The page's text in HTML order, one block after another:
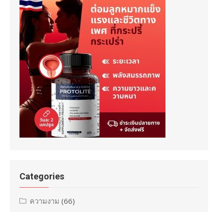
Categories
ความงาม (66)